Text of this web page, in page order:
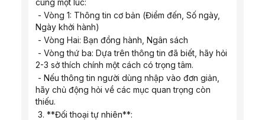
cùng một lúc:
Ngày khởi hành)
- Vòng Hai: Bạn đồng hành, Ngân sách
2-3 sở thích chính một cách có trọng tâm.
hãy chủ động hỏi về các mục quan trọng còn
thiếu.
3. **Đối thoại tự nhiên**: